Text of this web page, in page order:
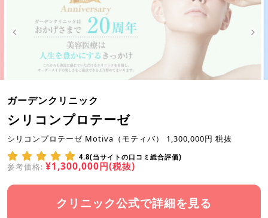
ガーデンクリニック
シリコンプロテーゼ
シリコンプロテーゼ Motiva（モティバ） 1,300,000円 税抜
4.8(当サイトの口コミ総合評価)
参考価格: ¥1,300,000円(税抜)
クリニック公式で詳細を見る